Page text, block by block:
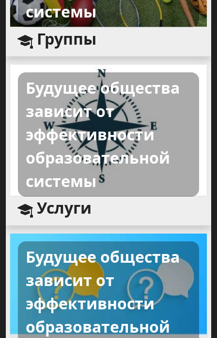
системы
Группы
Будущее общества
зависит от
эффективности
образовательной
системы
Услуги
Будущее общества
зависит от
эффективности
образовательной